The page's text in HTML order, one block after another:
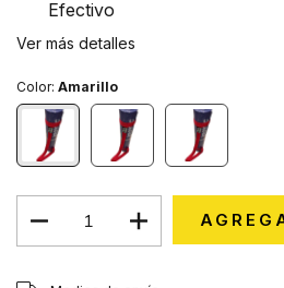
Efectivo
Ver más detalles
Color: Amarillo